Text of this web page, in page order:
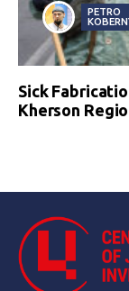
PETRO
Sick
Kherson